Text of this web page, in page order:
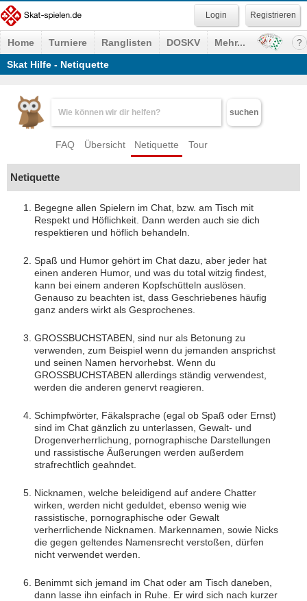
Registrieren
Home Turniere Ranglisten DOSKV
Mehr...
Skat Hilfe - Netiquette
suchen
FAQ Übersicht Netiquette Tour
Netiquette
Begegne allen Spielern im Chat, bzw. am Tisch mit
Respekt und Höflichkeit. Dann werden auch sie dich
respektieren und höflich behandeln.
Spaß und Humor gehört im Chat dazu, aber jeder hat
einen anderen Humor, und was du total witzig findest,
kann bei einem anderen Kopfschütteln auslösen.
Genauso zu beachten ist, dass Geschriebenes häufig
ganz anders wirkt als Gesprochenes.
GROSSBUCHSTABEN, sind nur als Betonung zu
verwenden, zum Beispiel wenn du jemanden ansprichst
und seinen Namen hervorhebst. Wenn du
GROSSBUCHSTABEN allerdings ständig verwendest,
werden die anderen genervt reagieren.
Schimpfwörter, Fäkalsprache (egal ob Spaß oder Ernst)
sind im Chat gänzlich zu unterlassen, Gewalt- und
Drogenverherrlichung, pornographische Darstellungen
und rassistische Äußerungen werden außerdem
strafrechtlich geahndet.
Nicknamen, welche beleidigend auf andere Chatter
wirken, werden nicht geduldet, ebenso wenig wie
rassistische, pornographische oder Gewalt
verherrlichende Nicknamen. Markennamen, sowie Nicks
die gegen geltendes Namensrecht verstoßen, dürfen
nicht verwendet werden.
Benimmt sich jemand im Chat oder am Tisch daneben,
dann lasse ihn einfach in Ruhe. Er wird sich nach kurzer